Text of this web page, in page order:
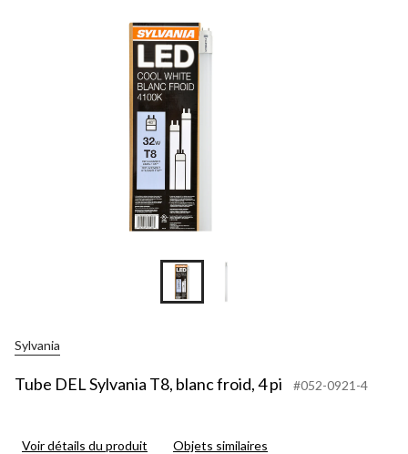
Sylvania
Tube DEL Sylvania T8, blanc froid, 4 pi #052-0921-4
Voir détails du produit Objets similaires